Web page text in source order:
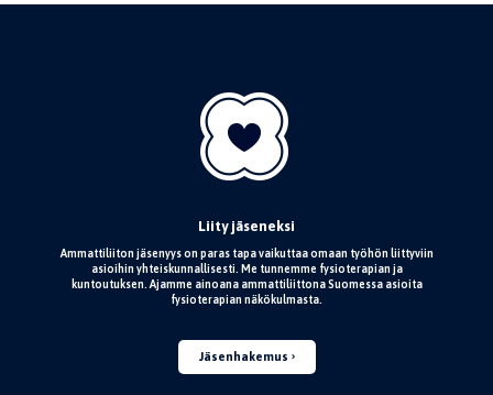
Liity jäseneksi
Ammattiliiton jäsenyys on paras tapa vaikuttaa omaan työhön liittyviin
asioihin yhteiskunnallisesti. Me tunnemme fysioterapian ja
kuntoutuksen. Ajamme ainoana ammattiliittona Suomessa asioita
fysioterapian näkökulmasta.
Jäsenhakemus